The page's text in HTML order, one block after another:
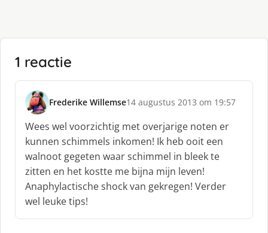
1 reactie
Frederike Willemse
s
c
h
r
e
e
f
14 augustus 2013 om 19:57
Wees wel voorzichtig met overjarige noten er
kunnen schimmels inkomen! Ik heb ooit een
walnoot gegeten waar schimmel in bleek te
zitten en het kostte me bijna mijn leven!
Anaphylactische shock van gekregen! Verder
wel leuke tips!